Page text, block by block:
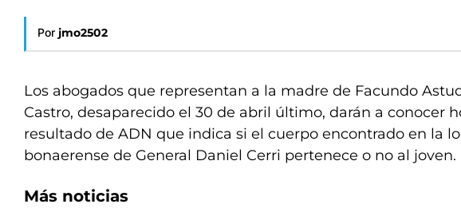
Por jmo2502
Los abogados que representan a la madre de Facundo
Castro, desaparecido el 30 de abril último, darán a conocer
resultado de ADN que indica si el cuerpo encontrado en la
bonaerense de General Daniel Cerri pertenece o no al joven.
Más noticias